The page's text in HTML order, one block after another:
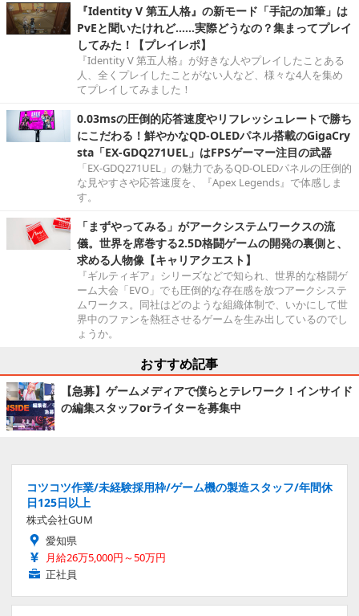
『Identity V 第五人格』の新モード「手記の加筆」は
PvEと聞いたけれど……実際どうなの？集まってプレイ
してみた！【プレイレポ】
『Identity V 第五人格』が好きな人やプレイしたことある
人、全くプレイしたことがない人など、様々な4人を集め
てプレイしてみました！
0.03msの圧倒的応答速度やリフレッシュレートで勝ち
にこだわる！鮮やかなQD-OLEDパネル搭載のGigaCry
sta「EX-GDQ271UEL」はFPSゲーマー注目の武器
「EX-GDQ271UEL」の魅力であるQD-OLEDパネルの圧倒的
な見やすさや応答速度を、『Apex Legends』で体感しま
す。
「まずやってみる」がアークシステムワークスの流
儀。世界を席巻する2.5D格闘ゲームの開発の裏側と、
求める人物像【キャリアクエスト】
『ギルティギア』シリーズなどで知られ、世界的な格闘ゲ
ーム大会「EVO」でも圧倒的な存在感を放つアークシステ
ムワークス。同社はどのような組織体制で、いかにして世
界中のファンを熱狂させるゲームを生み出しているのでし
ょうか。
おすすめ記事
【急募】ゲームメディアで僕らとテレワーク！インサイド
の編集スタッフorライターを募集中
コツコツ作業/未経験採用枠/ゲーム機の製造スタッフ/年間休
日125日以上
株式会社GUM
愛知県
月給26万5,000円～50万円
正社員